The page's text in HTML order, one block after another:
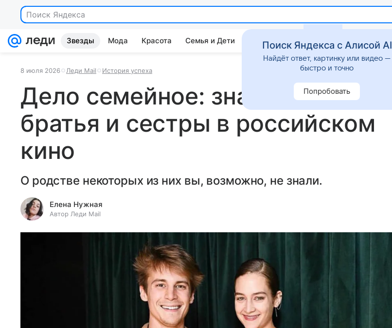
Поиск Яндекса
Звезды Мода Красота Семья и Дети Дом Гороскопы Стиль жизни
8 июля 2026 Леди Mail История успеха
Дело семейное: знаменитые
братья и сестры в российском
кино
О родстве некоторых из них вы, возможно, не знали.
Елена Нужная
Автор Леди Mail
Поиск Яндекса с Алисой AI
Найдёт ответ, картинку или видео —
быстро и точно
Попробовать